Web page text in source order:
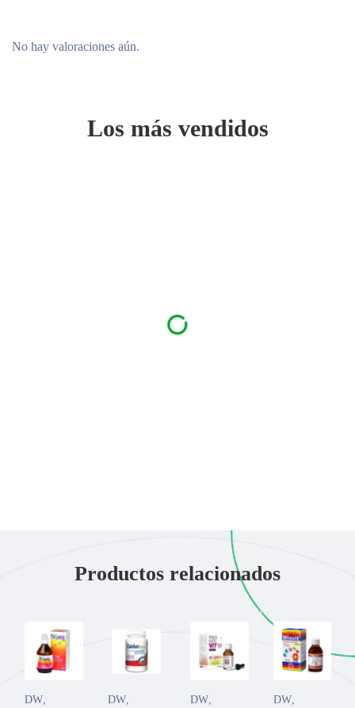
No hay valoraciones aún.
Los más vendidos
Productos relacionados
DW DW,
DW DW,